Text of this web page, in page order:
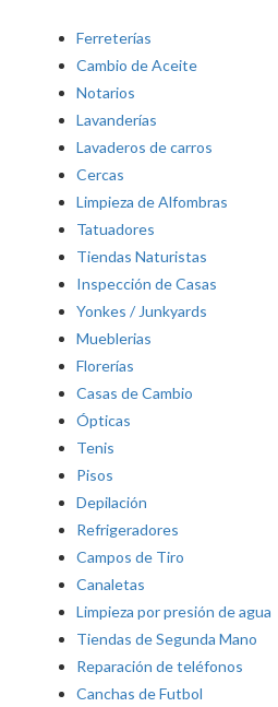
Ferreterías
Cambio de Aceite
Notarios
Lavanderías
Lavaderos de carros
Cercas
Limpieza de Alfombras
Tatuadores
Tiendas Naturistas
Inspección de Casas
Yonkes / Junkyards
Mueblerias
Florerías
Casas de Cambio
Ópticas
Tenis
Pisos
Depilación
Refrigeradores
Campos de Tiro
Canaletas
Limpieza por presión de agua
Tiendas de Segunda Mano
Reparación de teléfonos
Canchas de Futbol